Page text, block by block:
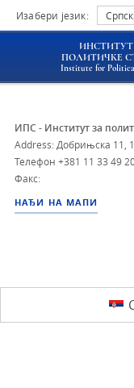
Изабери језик:
ИНСТИТУТ
ПОЛИТИЧКЕ
Institute for
ИПС - Институт за
Address: Добрињска 11,
Телефон +381 11 33 49
Факс:
НАЂИ НА МАПИ